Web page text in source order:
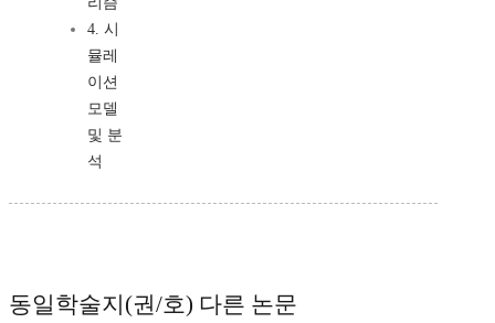
4. 시
뮬레
이션
모델
및 분
석
동일학술지(권/호) 다른 논문